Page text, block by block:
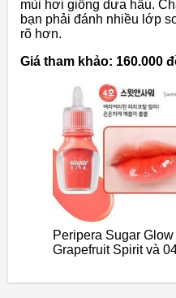
mùi hơi giống dưa hấu.
bạn phải đánh nhiều lớp
rõ hơn.
Giá tham khảo: 160.000
Peripera Sugar
Grapefruit Spirit và